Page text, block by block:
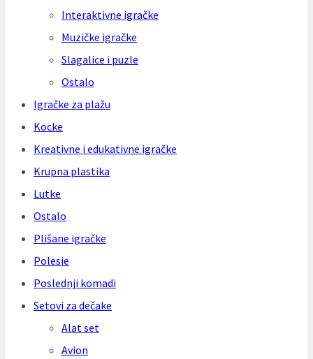
Interaktivne igračke
Muzičke igračke
Slagalice i puzle
Ostalo
Igračke za plažu
Kocke
Kreativne i edukativne igračke
Krupna plastika
Lutke
Ostalo
Plišane igračke
Polesie
Poslednji komadi
Setovi za dečake
Alat set
Avion